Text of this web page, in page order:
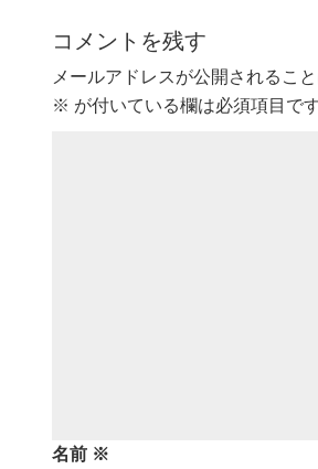
コメントを残す
メールアドレスが公開されること
※ が付いている欄は必須項目で
名前 ※